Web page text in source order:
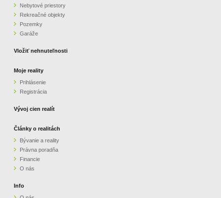
Nebytové priestory
Rekreačné objekty
Pozemky
Garáže
Vložiť nehnuteľnosti
Moje reality
Prihlásenie
Registrácia
Vývoj cien realít
Články o realitách
Bývanie a reality
Právna poradňa
Financie
O nás
Info